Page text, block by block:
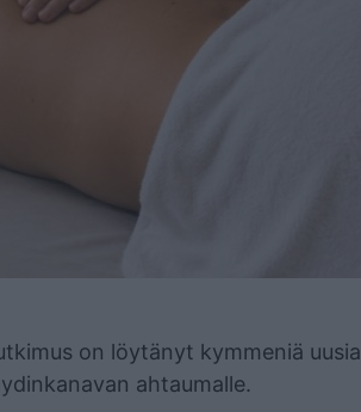
on löytänyt kymmeniä uusia
ahtaumalle.